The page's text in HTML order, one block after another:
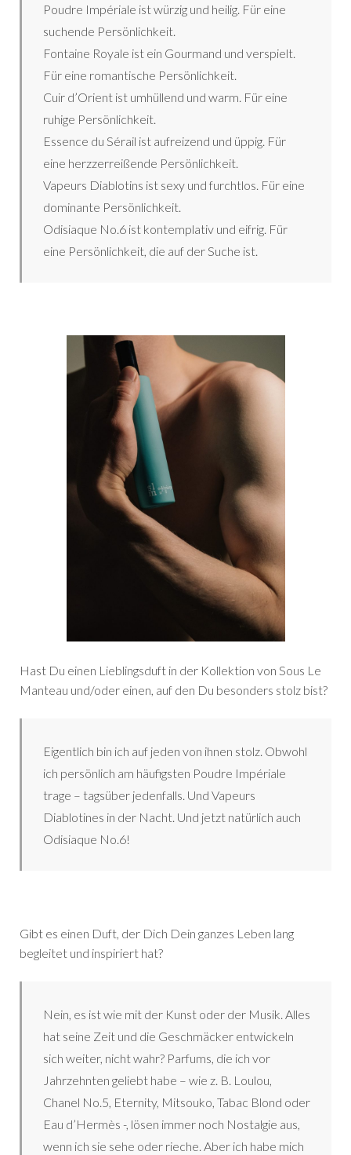
Poudre Impériale ist würzig und heilig. Für eine
suchende Persönlichkeit.
Fontaine Royale ist ein Gourmand und verspielt.
Für eine romantische Persönlichkeit.
Cuir d’Orient ist umhüllend und warm. Für eine
ruhige Persönlichkeit.
Essence du Sérail ist aufreizend und üppig. Für
eine herzzerreißende Persönlichkeit.
Vapeurs Diablotins ist sexy und furchtlos. Für eine
dominante Persönlichkeit.
Odisiaque No.6 ist kontemplativ und eifrig. Für
eine Persönlichkeit, die auf der Suche ist.
Hast Du einen Lieblingsduft in der Kollektion von Sous Le
Manteau und/oder einen, auf den Du besonders stolz bist?
Eigentlich bin ich auf jeden von ihnen stolz. Obwohl
ich persönlich am häufigsten Poudre Impériale
trage – tagsüber jedenfalls. Und Vapeurs
Diablotines in der Nacht. Und jetzt natürlich auch
Odisiaque No.6!
Gibt es einen Duft, der Dich Dein ganzes Leben lang
begleitet und inspiriert hat?
Nein, es ist wie mit der Kunst oder der Musik. Alles
hat seine Zeit und die Geschmäcker entwickeln
sich weiter, nicht wahr? Parfums, die ich vor
Jahrzehnten geliebt habe – wie z. B. Loulou,
Chanel No.5, Eternity, Mitsouko, Tabac Blond oder
Eau d’Hermès -, lösen immer noch Nostalgie aus,
wenn ich sie sehe oder rieche. Aber ich habe mich